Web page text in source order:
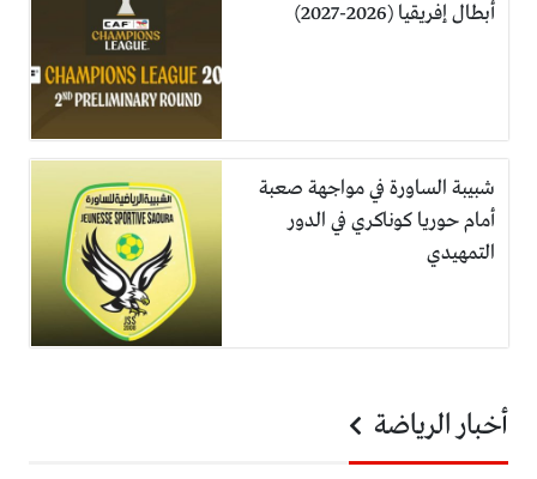
أبطال إفريقيا (2026-2027)
شبيبة الساورة في مواجهة صعبة
أمام حوريا كوناكري في الدور
التمهيدي
أخبار الرياضة